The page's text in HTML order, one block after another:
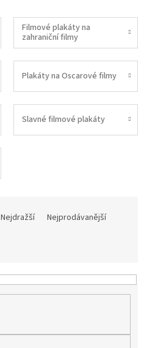
Filmové plakáty na
zahraniční filmy
Plakáty na Oscarové filmy
Slavné filmové plakáty
Nejdražší
Nejprodávanější